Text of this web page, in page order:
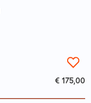
€ 175,00